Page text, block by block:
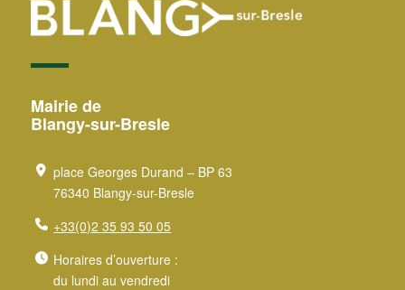
Mairie de
Blangy-sur-Bresle
place Georges Durand – BP 63
76340 Blangy-sur-Bresle
+33(0)2 35 93 50 05
Horaires d’ouverture :
du lundi au vendredi